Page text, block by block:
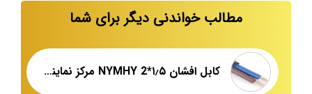
مطالب خواندنی دیگر برای شما
کابل افشان ۱٫۵*NYMHY 2 مرکز نمایندگی فروش عمده